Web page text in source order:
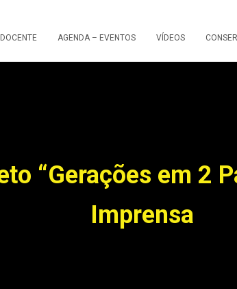
AGENDA – EVENTOS VÍDEOS
“Gerações em 2
Imprensa